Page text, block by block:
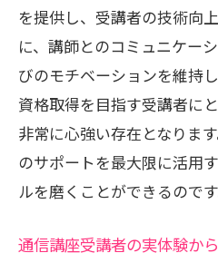
実践に役立つ教材
セラピスト通信講座で
への取り入れ方
日常生活に溶け込
忙しい女性のため
通信講座のスケジ
生活スタイルに合
日常の中でスキル
を提供し、受講者の技術向
に、講師とのコミュニケー
びのモチベーションを維持
資格取得を目指す受講者に
非常に心強い存在となりま
のサポートを最大限に活用
ルを磨くことができるのです
通信講座受講者の実体験か